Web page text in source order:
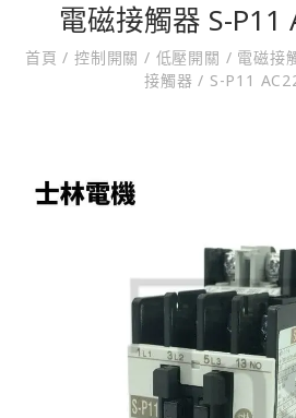
電磁接觸器 S-P11
首頁/ 控制開關 / 低壓開關 / 電磁接
接觸器/ S-P11